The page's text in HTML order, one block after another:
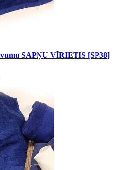
SAPŅU VĪRIETIS [SP38]